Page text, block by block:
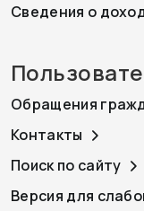
Сведения о
Обращения
Контакты
Поиск по сайту
Версия для